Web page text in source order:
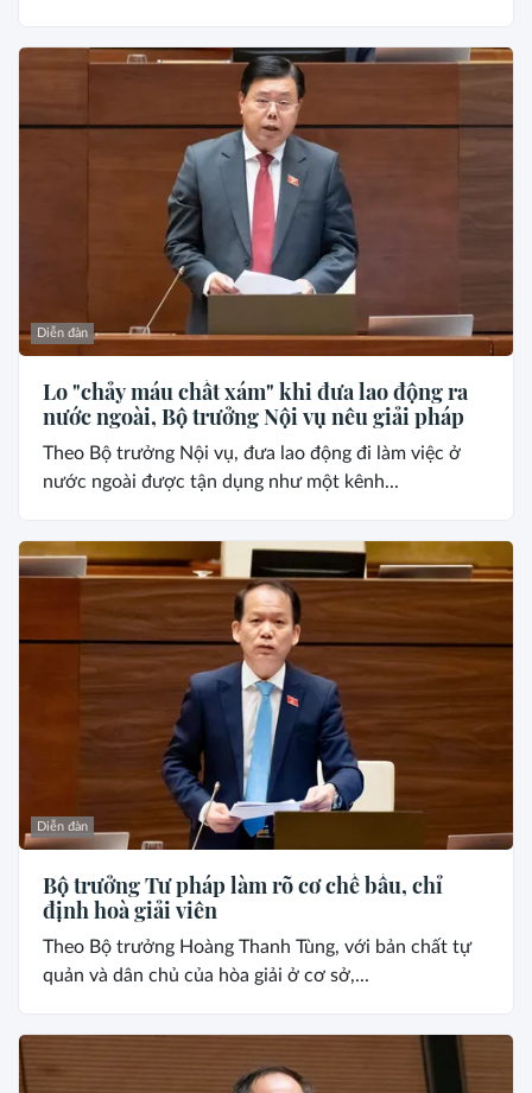
Diễn đàn
Lo "chảy máu chất xám" khi đưa lao động ra
nước ngoài, Bộ trưởng Nội vụ nêu giải pháp
Theo Bộ trưởng Nội vụ, đưa lao động đi làm việc ở
nước ngoài được tận dụng như một kênh...
Diễn đàn
Bộ trưởng Tư pháp làm rõ cơ chế bầu, chỉ
định hoà giải viên
Theo Bộ trưởng Hoàng Thanh Tùng, với bản chất tự
quản và dân chủ của hòa giải ở cơ sở,...